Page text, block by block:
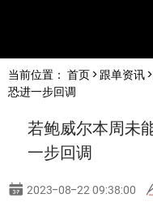
English
简体中文
当前位置： 首页> 跟单资讯
恐进一步回调
若鲍威尔本周未
一步回调
2023-08-22 09:38:00